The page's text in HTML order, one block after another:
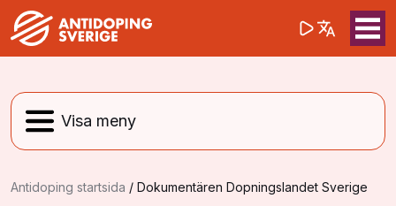
Sök på(opens in a
Antidoping startsida / Dokumentären Dopningslandet Sverige